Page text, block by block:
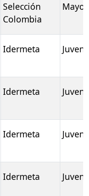
Selección
Colombia
Idermeta
Idermeta
Idermeta
Idermeta